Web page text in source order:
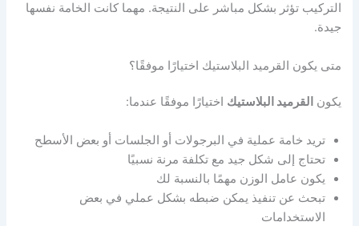
التركيب تؤثر بشكل مباشر على النتيجة. مهما كانت الخامة نفسها
جيدة.
متى يكون القرميد البلاستيك اختيارًا موفقًا؟
يكون القرميد البلاستيك اختيارًا موفقًا عندما:
تريد خامة عملية في البرجولات أو الجلسات أو بعض الأسطح
تحتاج إلى شكل جيد مع تكلفة مرنة نسبيًا
يكون عامل الوزن مهمًا بالنسبة لك
تبحث عن تنفيذ يمكن ضبطه بشكل عملي في بعض
الاستخدامات